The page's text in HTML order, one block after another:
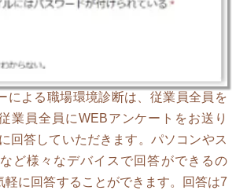
による職場環境診断は、従業員全員を
業員全員にWEBアンケートをお送り
回答していただきます。パソコンやス
ど様々なデバイスで回答ができるの
軽に回答することができます。回答は7